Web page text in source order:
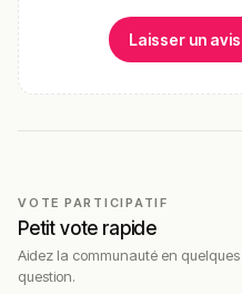
importante le midi, en
s’explique par le succès
Questions
Peut-on manger sur
Laisser un
VOTE PARTICIPATIF
Petit vote rapide
Aidez la communauté en
question.